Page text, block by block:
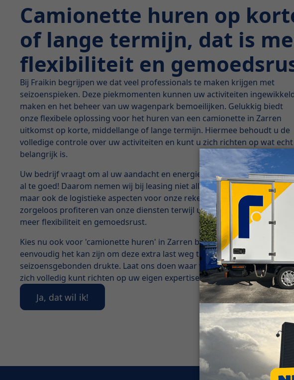
Camionette huren op
of lange termijn, dat is
flexibiliteit en
Bij Fraikin begrijpen we dat veel professionals te maken krijgen met
seizoenspieken. Deze piekmomenten kunnen uw activiteiten
maken en het beheer van uw wagenpark bemoeilijken. Gelukkig biedt
onze flexibele oplossing voor het huren van een camionette in Zarren
uitkomst op korte, middellange of lange termijn. Hiermee behoudt u de
volledige controle over uw activiteiten en kunt u zich richten op wat echt
belangrijk is.
Uw bedrijf vraagt om al uw aandacht en energie, dat begrijpen wij maar
al te goed! Daarom nemen wij bij leasing niet alleen de administratieve,
maar ook de logistieke aspecten voor onze rekening. Zo kunt u
zorgeloos profiteren van onze diensten terwijl u verzekerd bent van
meer flexibiliteit en gemoedsrust.
Kies nu ook voor 'camionette huren' in Zarren bij Fraikin en ontdek hoe
eenvoudig het kan zijn om deze extra last weg te nemen bij
seizoensgebonden drukte. Laat ons doen waar we goed in zijn, zodat u
zich volledig kunt richten op uw eigen expertise!
Ja, dat wil ik!